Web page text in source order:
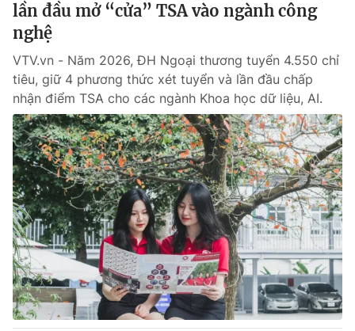
lần đầu mở “cửa” TSA vào ngành công
nghệ
VTV.vn - Năm 2026, ĐH Ngoại thương tuyển 4.550 chỉ
tiêu, giữ 4 phương thức xét tuyển và lần đầu chấp
nhận điểm TSA cho các ngành Khoa học dữ liệu, AI.